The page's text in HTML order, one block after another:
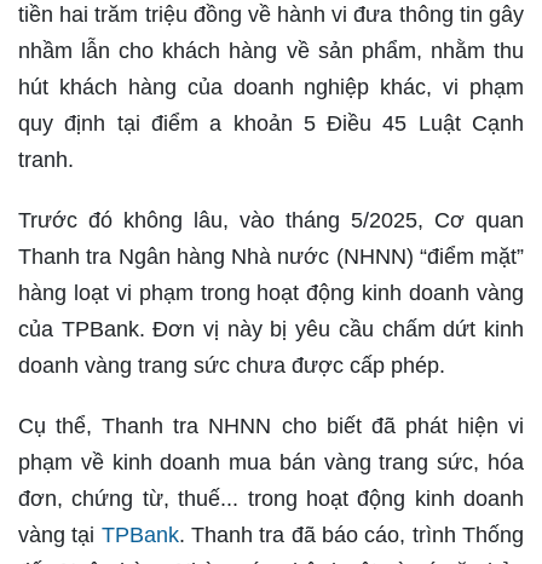
tiền hai trăm triệu đồng về hành vi đưa thông tin gây
nhầm lẫn cho khách hàng về sản phẩm, nhằm thu
hút khách hàng của doanh nghiệp khác, vi phạm
quy định tại điểm a khoản 5 Điều 45 Luật Cạnh
tranh.
Trước đó không lâu, vào tháng 5/2025, Cơ quan
Thanh tra Ngân hàng Nhà nước (NHNN) “điểm mặt”
hàng loạt vi phạm trong hoạt động kinh doanh vàng
của TPBank. Đơn vị này bị yêu cầu chấm dứt kinh
doanh vàng trang sức chưa được cấp phép.
Cụ thể, Thanh tra NHNN cho biết đã phát hiện vi
phạm về kinh doanh mua bán vàng trang sức, hóa
đơn, chứng từ, thuế... trong hoạt động kinh doanh
vàng tại TPBank. Thanh tra đã báo cáo, trình Thống